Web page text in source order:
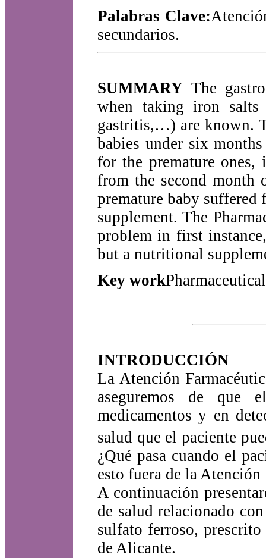
Palabras Clave:
secundarios.
SUMMARY The
when taking iron salts
gastritis,…) are known.
babies under six
for the premature
from the second
premature baby
supplement. The
problem in first
but a nutritional
Key work
INTRODUCCIÓN
La Atención
aseguremos de que
medicamentos y en
salud que el paciente
¿Qué pasa cuando el
esto fuera de la Atención
A continuación
de salud relacionado
sulfato ferroso,
de Alicante.